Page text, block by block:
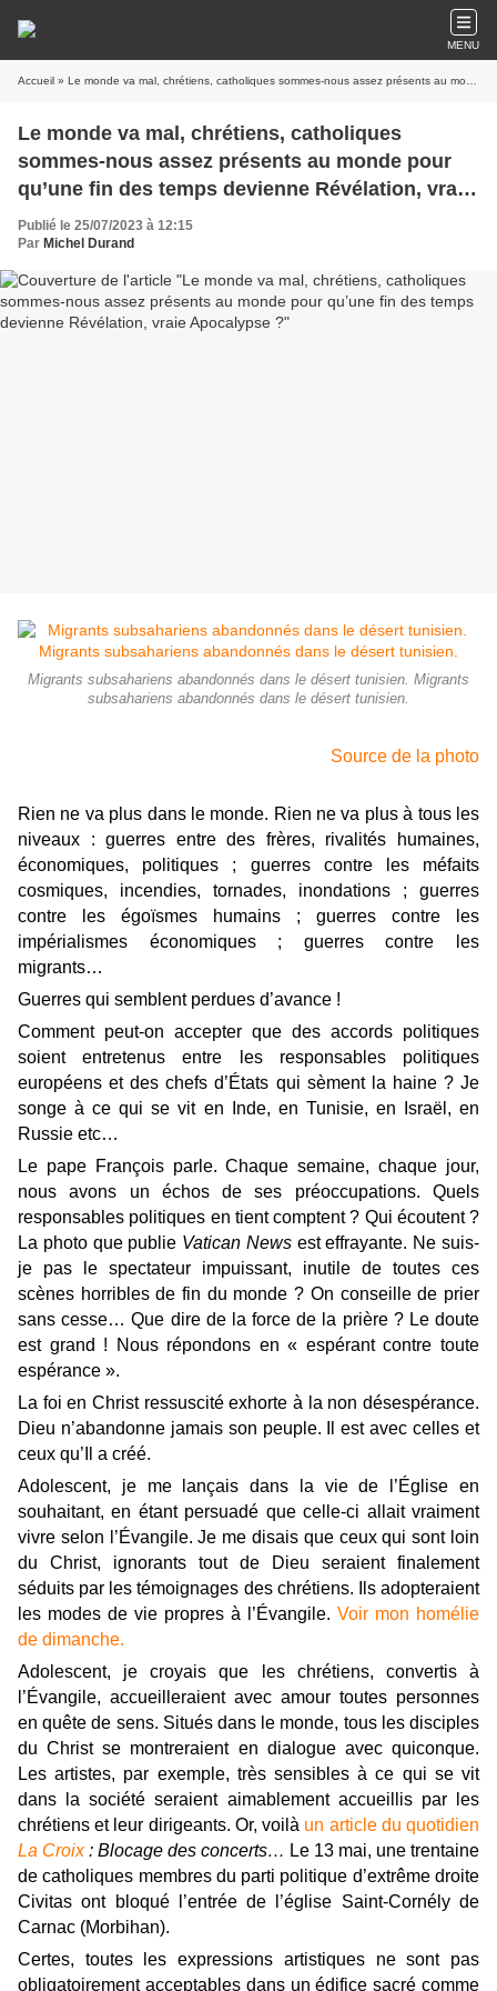
MENU
Accueil » Le monde va mal, chrétiens, catholiques sommes-nous assez présents au monde pour qu’une fin des temps devienne Révélation, vraie Apocalypse ?
Le monde va mal, chrétiens, catholiques
sommes-nous assez présents au monde pour
qu’une fin des temps devienne Révélation, vraie
Apocalypse ?
Publié le 25/07/2023 à 12:15
Par Michel Durand
Migrants subsahariens abandonnés dans le désert tunisien. Migrants
subsahariens abandonnés dans le désert tunisien.
Source de la photo
Rien ne va plus dans le monde. Rien ne va plus à tous les
niveaux : guerres entre des frères, rivalités humaines,
économiques, politiques ; guerres contre les méfaits
cosmiques, incendies, tornades, inondations ; guerres
contre les égoïsmes humains ; guerres contre les
impérialismes économiques ; guerres contre les
migrants…
Guerres qui semblent perdues d’avance !
Comment peut-on accepter que des accords politiques
soient entretenus entre les responsables politiques
européens et des chefs d’États qui sèment la haine ? Je
songe à ce qui se vit en Inde, en Tunisie, en Israël, en
Russie etc…
Le pape François parle. Chaque semaine, chaque jour,
nous avons un échos de ses préoccupations. Quels
responsables politiques en tient comptent ? Qui écoutent ?
La photo que publie Vatican News est effrayante. Ne suis-
je pas le spectateur impuissant, inutile de toutes ces
scènes horribles de fin du monde ? On conseille de prier
sans cesse… Que dire de la force de la prière ? Le doute
est grand ! Nous répondons en « espérant contre toute
espérance ».
La foi en Christ ressuscité exhorte à la non désespérance.
Dieu n’abandonne jamais son peuple. Il est avec celles et
ceux qu’Il a créé.
Adolescent, je me lançais dans la vie de l’Église en
souhaitant, en étant persuadé que celle-ci allait vraiment
vivre selon l’Évangile. Je me disais que ceux qui sont loin
du Christ, ignorants tout de Dieu seraient finalement
séduits par les témoignages des chrétiens. Ils adopteraient
les modes de vie propres à l’Évangile. Voir mon homélie
de dimanche.
Adolescent, je croyais que les chrétiens, convertis à
l’Évangile, accueilleraient avec amour toutes personnes
en quête de sens. Situés dans le monde, tous les disciples
du Christ se montreraient en dialogue avec quiconque.
Les artistes, par exemple, très sensibles à ce qui se vit
dans la société seraient aimablement accueillis par les
chrétiens et leur dirigeants. Or, voilà un article du quotidien
La Croix: Blocage des concerts… Le 13 mai, une trentaine
de catholiques membres du parti politique d’extrême droite
Civitas ont bloqué l’entrée de l’église Saint-Cornély de
Carnac (Morbihan).
Certes, toutes les expressions artistiques ne sont pas
obligatoirement acceptables dans un édifice sacré comme